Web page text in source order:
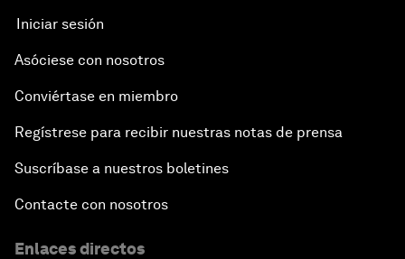
Iniciar sesión
Asóciese con nosotros
Conviértase en miembro
Regístrese para recibir nuestras notas de prensa
Suscríbase a nuestros boletines
Contacte con nosotros
Enlaces directos